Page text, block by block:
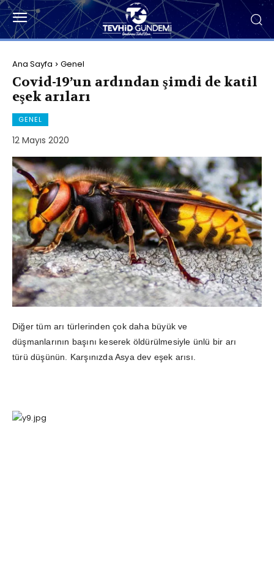
Ana Sayfa Genel
Covid-19’un ardından şimdi de katil
eşek arıları
GENEL
12 Mayıs 2020
Diğer tüm arı türlerinden çok daha büyük ve
düşmanlarının başını keserek öldürülmesiyle ünlü bir arı
türü düşünün. Karşınızda Asya dev eşek arısı.